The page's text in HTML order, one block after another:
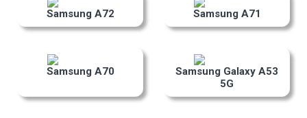
Samsung A72 Samsung A71
Samsung A70
Samsung Galaxy A53
5G